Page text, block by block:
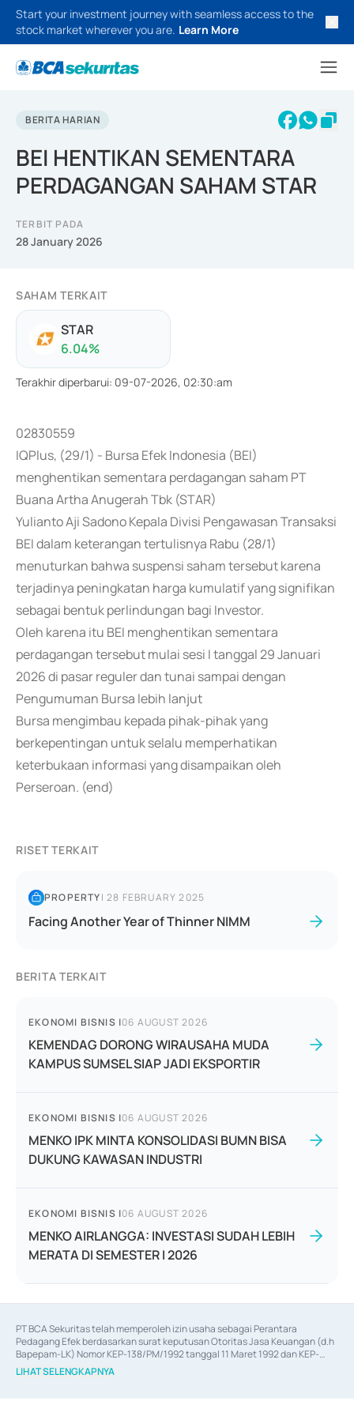
Start your investment journey with seamless access to the
stock market wherever you are. Learn More
BERITA HARIAN
BEI HENTIKAN SEMENTARA
PERDAGANGAN SAHAM STAR
TERBIT PADA
28 January 2026
SAHAM TERKAIT
STAR
6.04%
Terakhir diperbarui: 09-07-2026, 02:30:am
02830559
IQPlus, (29/1) - Bursa Efek Indonesia (BEI)
menghentikan sementara perdagangan saham PT
Buana Artha Anugerah Tbk (STAR)
Yulianto Aji Sadono Kepala Divisi Pengawasan Transaksi
BEI dalam keterangan tertulisnya Rabu (28/1)
menuturkan bahwa suspensi saham tersebut karena
terjadinya peningkatan harga kumulatif yang signifikan
sebagai bentuk perlindungan bagi Investor.
Oleh karena itu BEI menghentikan sementara
perdagangan tersebut mulai sesi I tanggal 29 Januari
2026 di pasar reguler dan tunai sampai dengan
Pengumuman Bursa lebih lanjut
Bursa mengimbau kepada pihak-pihak yang
berkepentingan untuk selalu memperhatikan
keterbukaan informasi yang disampaikan oleh
Perseroan. (end)
RISET TERKAIT
PROPERTY|28 FEBRUARY 2025
Facing Another Year of Thinner NIMM
BERITA TERKAIT
EKONOMI BISNIS |06 AUGUST 2026
KEMENDAG DORONG WIRAUSAHA MUDA
KAMPUS SUMSEL SIAP JADI EKSPORTIR
EKONOMI BISNIS |06 AUGUST 2026
MENKO IPK MINTA KONSOLIDASI BUMN BISA
DUKUNG KAWASAN INDUSTRI
EKONOMI BISNIS |06 AUGUST 2026
MENKO AIRLANGGA: INVESTASI SUDAH LEBIH
MERATA DI SEMESTER I 2026
PT BCA Sekuritas telah memperoleh izin usaha sebagai Perantara
Pedagang Efek berdasarkan surat keputusan Otoritas Jasa Keuangan (d.h
Bapepam-LK) Nomor KEP-138/PM/1992 tanggal 11 Maret 1992 dan KEP-
06/D.04/2014 tanggal 28 Februari 2014, izin usaha sebagai Penjamin Emisi
Efek berdasarkan surat keputusan Otoritas Jasa Keuangan Nomor KEP-
LIHAT SELENGKAPNYA